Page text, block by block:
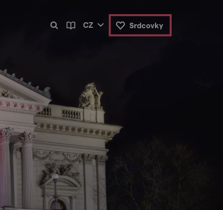
CZ Srdcovky